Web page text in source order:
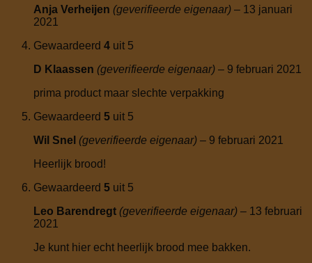
Anja Verheijen (geverifieerde eigenaar) – 13 januari
2021
Gewaardeerd 4 uit 5
D Klaassen (geverifieerde eigenaar) – 9 februari 2021
prima product maar slechte verpakking
Gewaardeerd 5 uit 5
Wil Snel (geverifieerde eigenaar) – 9 februari 2021
Heerlijk brood!
Gewaardeerd 5 uit 5
Leo Barendregt (geverifieerde eigenaar) – 13 februari
2021
Je kunt hier echt heerlijk brood mee bakken.